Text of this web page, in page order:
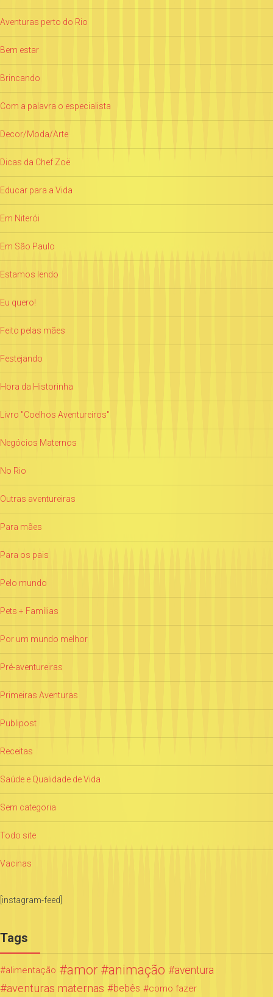
Aventuras perto do Rio
Bem estar
Brincando
Com a palavra o especialista
Decor/Moda/Arte
Dicas da Chef Zoë
Educar para a Vida
Em Niterói
Em São Paulo
Estamos lendo
Eu quero!
Feito pelas mães
Festejando
Hora da Historinha
Livro "Coelhos Aventureiros"
Negócios Maternos
No Rio
Outras aventureiras
Para mães
Para os pais
Pelo mundo
Pets + Famílias
Por um mundo melhor
Pré-aventureiras
Primeiras Aventuras
Publipost
Receitas
Saúde e Qualidade de Vida
Sem categoria
Todo site
Vacinas
[instagram-feed]
Tags
alimentação amor animação aventura
aventuras maternas bebês como fazer